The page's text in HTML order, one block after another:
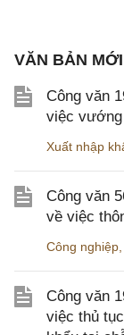
VĂN BẢN
Công văn
việc
Xuất nhập
Công văn
về việc
Công nghiệp
Công văn
việc thủ